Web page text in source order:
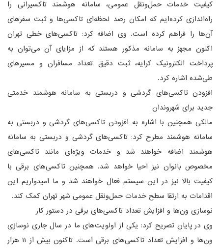
کیفیت خدمات حمل‌ونقل عمومی، سامانه هوشمند تاکسیرانی را
راه‌اندازی کرده‌ایم که امکان رصد لحظه‌ای تاکسی‌ها و ثبت سفرهای
آن‌ها را فراهم کرده است. وی اضافه کرد: تاکسی‌های خطی تهران
اکنون مجهز به سامانه مذکور هستند که از مزایای آن می‌توان به
پرداخت الکترونیک کرایه، ثبت دقیق تعداد مسافران و مسیرهای
طی‌شده اشاره کرد.
افزودن تاکسی‌های گردشی و دربستی به سامانه هوشمند خدمتی
جدید برای شهروندان
مالکی همچنین با اشاره به افزودن تاکسی‌های گردشی و دربستی به
سامانه هوشمند مطرح کرد: تاکسی‌های گردشی و دربستی به سامانه
هوشمند اضافه خواهند شد و خدمات ویژه‌ای مانند تاکسی‌های
مخصوص بانوان نیز احیا خواهد شد. همچنین تاکسی‌های برقی با
کیفیت بالا نیز در این سیستم فعال خواهند شد و ما امیدواریم این
اقدامات به ارتقا سطح خدمات حمل‌ونقل عمومی شهر تهران کمک کند.
نوسازی ون‌ها و افزایش تعداد تاکسی‌های برقی در دستور کار
وی در پایان تصریح کرد: یکی از اولویت‌های ما در سال جاری نوسازی
ون‌ها و افزایش تعداد تاکسی‌های برقی است. تاکنون بیش از ۱۱ هزار